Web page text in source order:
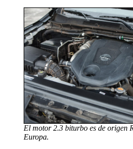
El motor 2.3 biturbo es de origen
Europa.